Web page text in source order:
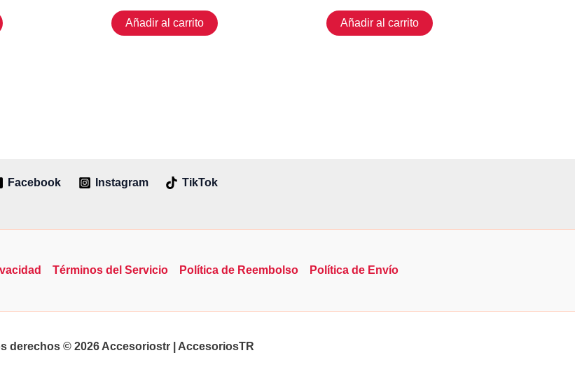
Añadir al carrito Añadir al carrito
Facebook Instagram TikTok
Términos del Servicio Política de Reembolso Política de Envío
derechos © 2026 Accesoriostr | AccesoriosTR